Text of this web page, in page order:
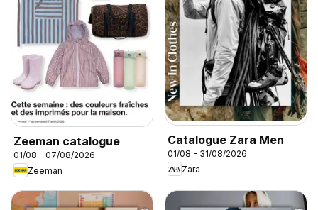
Zeeman catalogue
01/08 - 07/08/2026
Zeeman
Catalogue Zara Men
01/08 - 31/08/2026
Zara